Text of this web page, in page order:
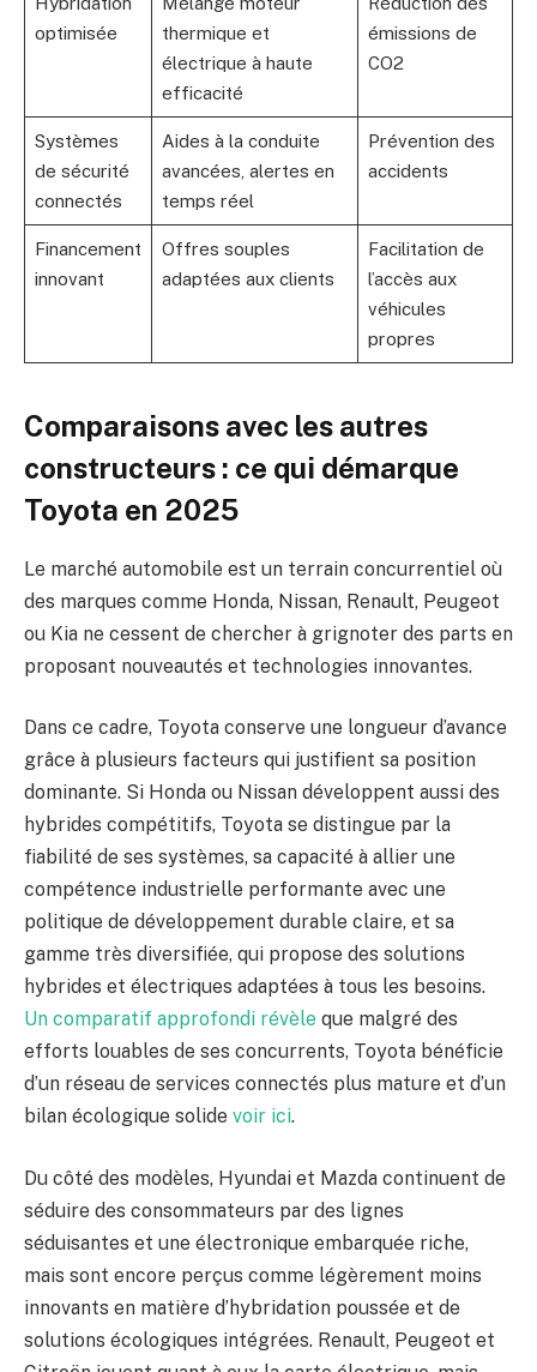
optimisée
thermique et
électrique à haute
efficacité
émissions de
CO2
Systèmes
de sécurité
connectés
Aides à la conduite
avancées, alertes en
temps réel
Prévention des
accidents
Financement
innovant
Offres souples
adaptées aux clients
Facilitation de
l’accès aux
véhicules
propres
Comparaisons avec les autres
constructeurs : ce qui démarque
Toyota en 2025
Le marché automobile est un terrain concurrentiel où
des marques comme Honda, Nissan, Renault, Peugeot
ou Kia ne cessent de chercher à grignoter des parts en
proposant nouveautés et technologies innovantes.
Dans ce cadre, Toyota conserve une longueur d’avance
grâce à plusieurs facteurs qui justifient sa position
dominante. Si Honda ou Nissan développent aussi des
hybrides compétitifs, Toyota se distingue par la
fiabilité de ses systèmes, sa capacité à allier une
compétence industrielle performante avec une
politique de développement durable claire, et sa
gamme très diversifiée, qui propose des solutions
hybrides et électriques adaptées à tous les besoins.
Un comparatif approfondi révèle que malgré des
efforts louables de ses concurrents, Toyota bénéficie
d’un réseau de services connectés plus mature et d’un
bilan écologique solide voir ici.
Du côté des modèles, Hyundai et Mazda continuent de
séduire des consommateurs par des lignes
séduisantes et une électronique embarquée riche,
mais sont encore perçus comme légèrement moins
innovants en matière d’hybridation poussée et de
solutions écologiques intégrées. Renault, Peugeot et